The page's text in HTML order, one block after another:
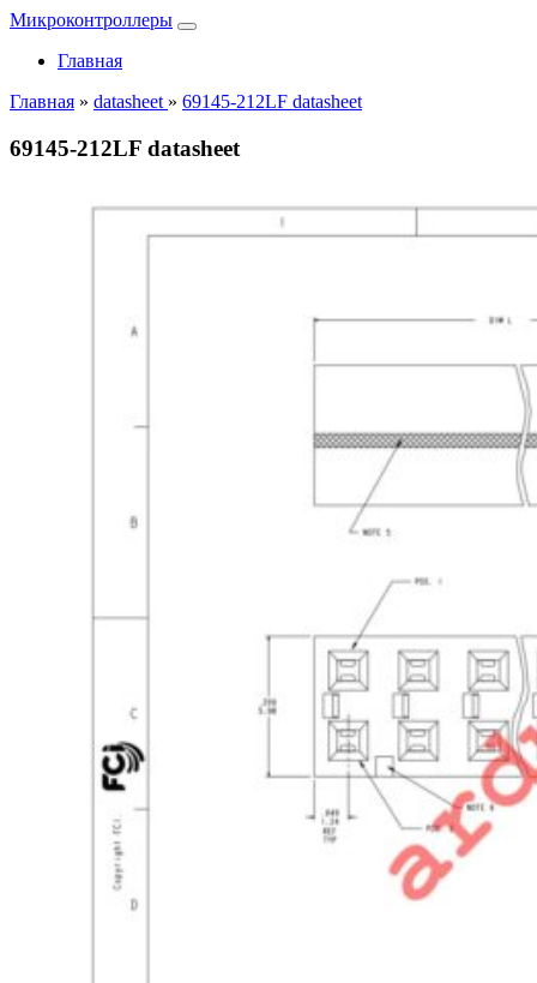
Микроконтроллеры
Главная
Главная » datasheet » 69145-212LF datasheet
69145-212LF datasheet